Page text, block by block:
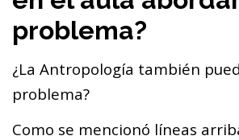
problema?
¿La Antropología también
problema?
Como se mencionó líneas